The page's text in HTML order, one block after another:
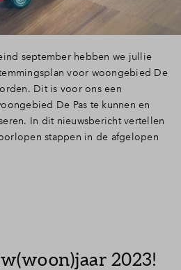
september hebben we jullie
voor woongebied De
Dit is voor ons een
De Pas te kunnen en
In dit nieuwsbericht vertellen
stappen in de afgelopen
2023!